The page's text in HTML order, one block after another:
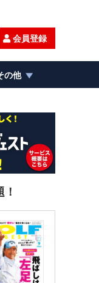
会員登録
の他